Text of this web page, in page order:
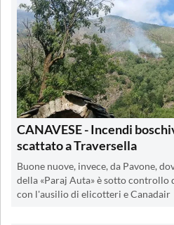
CANAVESE - Incendi
scattato a Traversella
Buone nuove, invece, da Pavone,
della «Paraj Auta» è sotto
con l'ausilio di elicotteri e Canadair